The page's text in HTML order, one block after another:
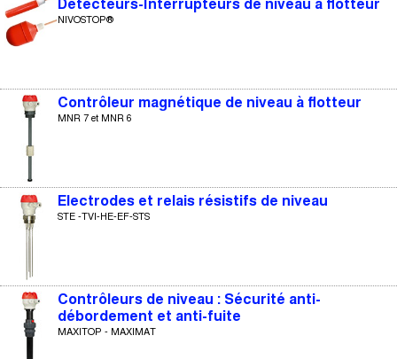
Détecteurs-Interrupteurs de niveau à flotteur
NIVOSTOP®
Contrôleur magnétique de niveau à flotteur
MNR 7 et MNR 6
Electrodes et relais résistifs de niveau
STE -TVI-HE-EF-STS
Contrôleurs de niveau : Sécurité anti-
débordement et anti-fuite
MAXITOP - MAXIMAT